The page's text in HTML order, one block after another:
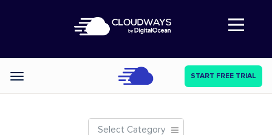
Abre a navegação
Categories START FREE TRIAL
Select Category